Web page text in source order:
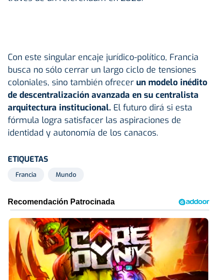
Con este singular encaje jurídico-político, Francia
busca no sólo cerrar un largo ciclo de tensiones
coloniales, sino también ofrecer un modelo inédito
de descentralización avanzada en su centralista
arquitectura institucional. El futuro dirá si esta
fórmula logra satisfacer las aspiraciones de
identidad y autonomía de los canacos.
ETIQUETAS
Francia Mundo